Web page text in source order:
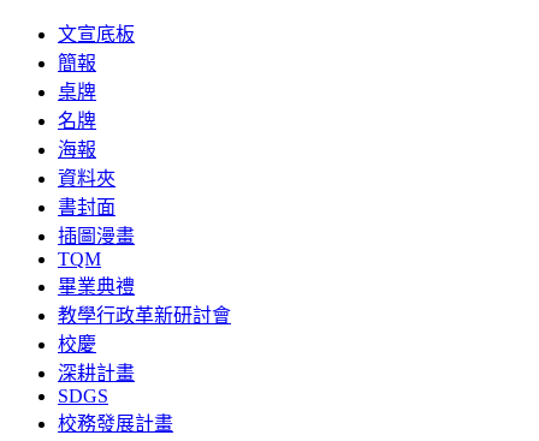
文宣底板
簡報
桌牌
名牌
海報
資料夾
書封面
插圖漫畫
TQM
畢業典禮
教學行政革新研討會
校慶
深耕計畫
SDGS
校務發展計畫